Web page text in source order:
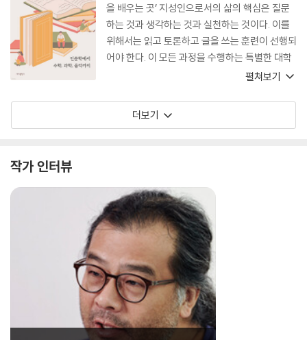
을 배우는 곳’ 지성인으로서의 삶의 핵심은 질문
하는 것과 생각하는 것과 실천하는 것이다. 이를
위해서는 읽고 토론하고 글을 쓰는 훈련이 선행되
어야 한다. 이 모든 과정을 수행하는 특별한 대학
이 있다. 세인트존스에서는 4년 동안 100권이 넘
험, 글쓰기, 음악 그리고 언어를 배운다. 단순히
외우는 것이 아니라 원전 논문이나 책을 읽고 이
가 여러분들을 그 내밀한 세계로 이끌고 간다. 책
을 다 읽고 나면 시대의 등불처럼 타오르는 그곳
의 열기를 직접 느낄 수 있을 것이다. 세인트존스
에 아들을 보낸 학부모의 입장에서 이 책을 권한
펼쳐보기
더보기
작가 인터뷰